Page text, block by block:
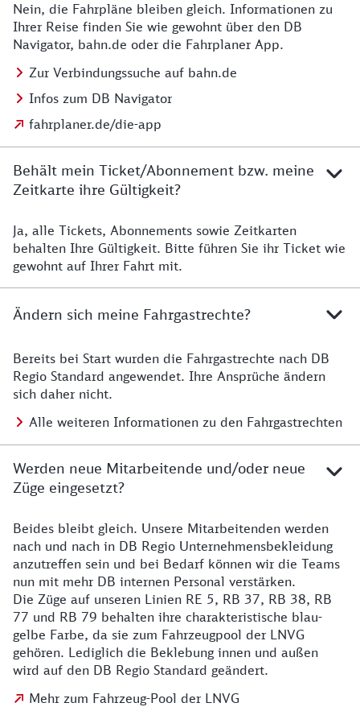
Details zu den Fahrplänen
Nein, die Fahrpläne bleiben gleich. Informationen zu
Ihrer Reise finden Sie wie gewohnt über den DB
Navigator, bahn.de oder die Fahrplaner App.
Zur Verbindungssuche auf bahn.de
Infos zum DB Navigator
fahrplaner.de/die-app
Behält mein Ticket/Abonnement bzw. meine
Zeitkarte ihre Gültigkeit?
Details zur Zeitkarte
Ja, alle Tickets, Abonnements sowie Zeitkarten
behalten Ihre Gültigkeit. Bitte führen Sie ihr Ticket wie
gewohnt auf Ihrer Fahrt mit.
Ändern sich meine Fahrgastrechte?
Details zu Fahrgastrechten
Bereits bei Start wurden die Fahrgastrechte nach DB
Regio Standard angewendet. Ihre Ansprüche ändern
sich daher nicht.
Alle weiteren Informationen zu den Fahrgastrechten
Werden neue Mitarbeitende und/oder neue
Züge eingesetzt?
Details zu den Mitarbeitenden
Beides bleibt gleich. Unsere Mitarbeitenden werden
nach und nach in DB Regio Unternehmensbekleidung
anzutreffen sein und bei Bedarf können wir die Teams
nun mit mehr DB internen Personal verstärken.
Die Züge auf unseren Linien RE 5, RB 37, RB 38, RB
77 und RB 79 behalten ihre charakteristische blau-
gelbe Farbe, da sie zum Fahrzeugpool der LNVG
gehören. Lediglich die Beklebung innen und außen
wird auf den DB Regio Standard geändert.
Mehr zum Fahrzeug-Pool der LNVG